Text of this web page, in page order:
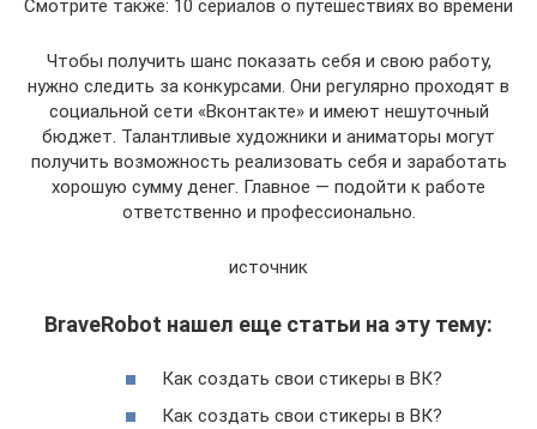
Смотрите также: 10 сериалов о путешествиях во времени
Чтобы получить шанс показать себя и свою работу,
нужно следить за конкурсами. Они регулярно проходят в
социальной сети «Вконтакте» и имеют нешуточный
бюджет. Талантливые художники и аниматоры могут
получить возможность реализовать себя и заработать
хорошую сумму денег. Главное — подойти к работе
ответственно и профессионально.
источник
BraveRobot нашел еще статьи на эту тему:
Как создать свои стикеры в ВК?
Как создать свои стикеры в ВК?